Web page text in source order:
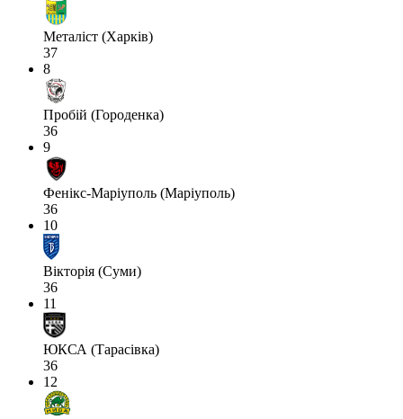
Металіст (Харків)
37
8
Пробій (Городенка)
36
9
Фенікс-Маріуполь (Маріуполь)
36
10
Вікторія (Суми)
36
11
ЮКСА (Тарасівка)
36
12